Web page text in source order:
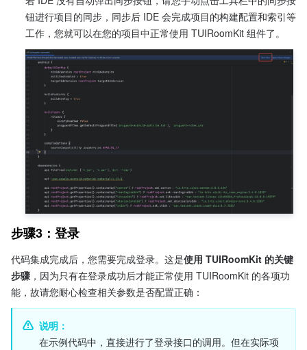
钮进行项目的同步，同步后 IDE 会完成项目的构建配置和索引等
工作，您就可以在您的项目中正常使用 TUIRoomKit 组件了。
步骤3：登录
代码集成完成后，您需要完成登录。这是使用 TUIRoomKit 的关键
步骤 ，因为只有在登录成功后才能正常使用 TUIRoomKit 的各项功
能，故请您耐心检查相关参数是否配置正确：
说明：
在示例代码中，直接进行了登录接口的调用。但在实际项